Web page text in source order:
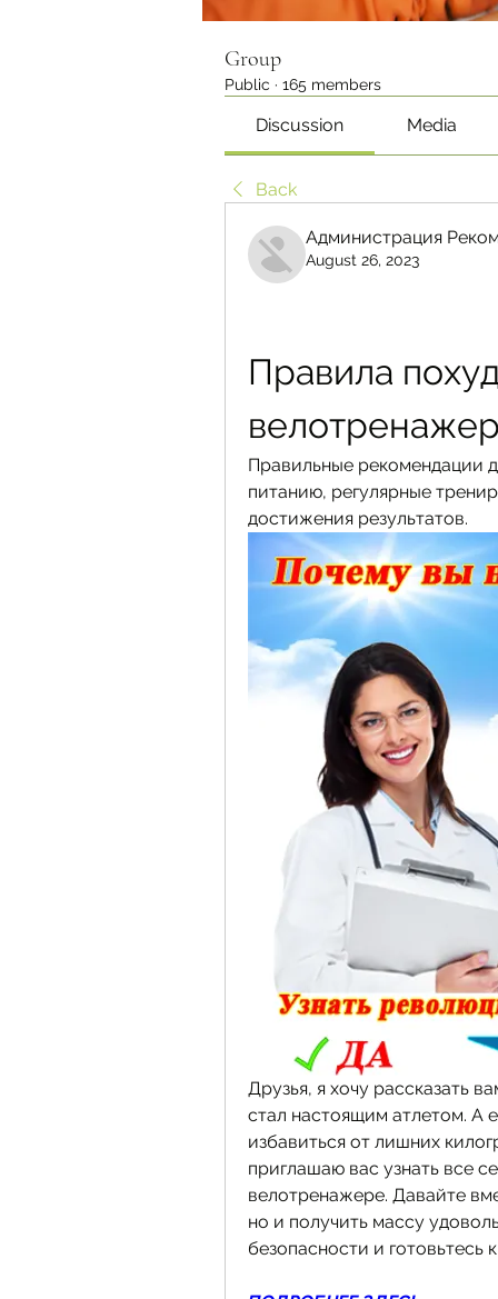
Group
Public · 165 members
Discussion Media
Back
Администрация
August 26, 2023
Правила
Правильные рекомендации
питанию, регулярные
достижения результатов.
Друзья, я хочу рассказать
стал настоящим атлетом. А
избавиться от лишних
приглашаю вас узнать все
велотренажере. Давайте
но и получить массу
безопасности и готовьтесь